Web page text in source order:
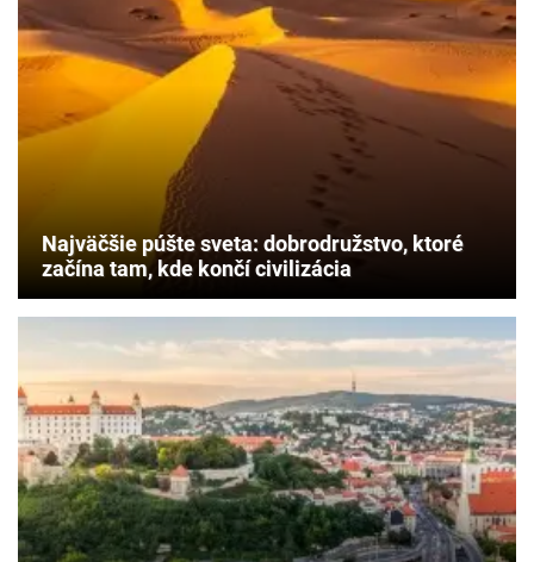
Najväčšie púšte sveta: dobrodružstvo, ktoré
začína tam, kde končí civilizácia